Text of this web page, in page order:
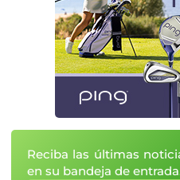
Reciba las últimas
en su bandeja de